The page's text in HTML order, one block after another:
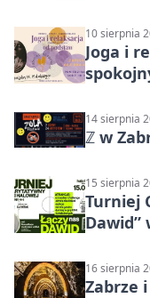
10 sierpnia
Joga i
14 sierpnia
ℤ w
15 sierpnia
Turniej
Dawid”
16 sierpnia
Zabrze